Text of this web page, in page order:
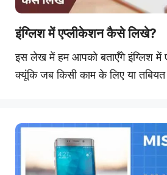
इंग्लिश में एप्लीकेशन कैसे लिखे?
इस लेख में हम आपको बताएँगे इंग्लिश
क्यूंकि जब किसी काम के लिए या